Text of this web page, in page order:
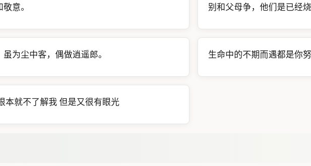
意。 别和父母争，他们是已经
为尘中客，偶做逍遥郎。 生命中的不期而遇都是你
本就不了解我 但是又很有眼光